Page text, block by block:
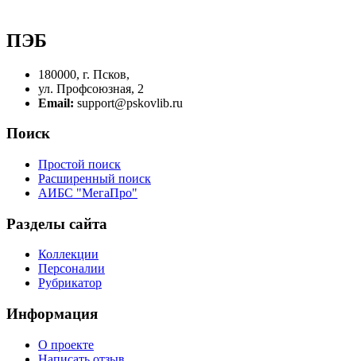
ПЭБ
180000, г. Псков,
ул. Профсоюзная, 2
Email: support@pskovlib.ru
Поиск
Простой поиск
Расширенный поиск
АИБС "МегаПро"
Разделы сайта
Коллекции
Персоналии
Рубрикатор
Информация
О проекте